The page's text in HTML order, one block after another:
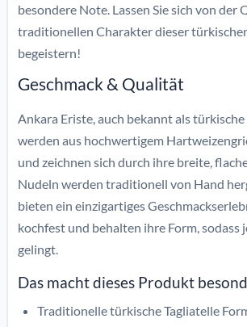
besondere Note. Lassen Sie sich von der
traditionellen Charakter dieser
begeistern!
Geschmack & Qualität
Ankara Eriste, auch bekannt als türkische
werden aus hochwertigem
und zeichnen sich durch ihre breite,
Nudeln werden traditionell von Hand
bieten ein einzigartiges
kochfest und behalten ihre Form, sodass
gelingt.
Das macht dieses Produkt
Traditionelle türkische Tagliatelle